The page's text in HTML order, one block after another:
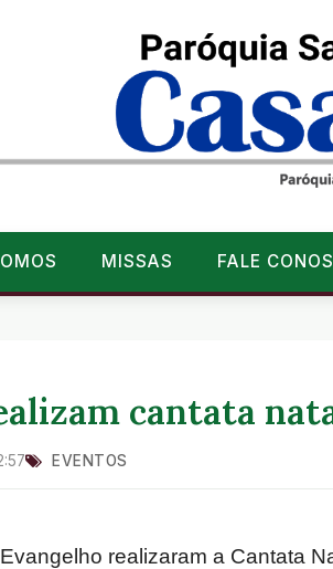
MISSAS FALE
cantata
EVENTOS
realizaram a Cantata